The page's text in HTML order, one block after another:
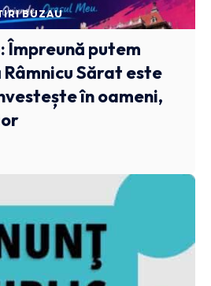
BUZAU
Împreună putem
Sărat este
în oameni,